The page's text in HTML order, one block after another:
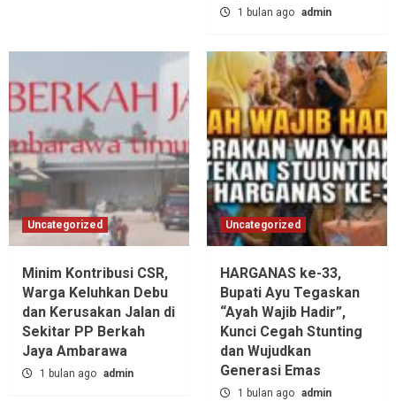
1 bulan ago admin
Uncategorized
Minim Kontribusi CSR,
Warga Keluhkan Debu
dan Kerusakan Jalan di
Sekitar PP Berkah
Jaya Ambarawa‎
1 bulan ago admin
Uncategorized
HARGANAS ke-33,
Bupati Ayu Tegaskan
“Ayah Wajib Hadir”,
Kunci Cegah Stunting
dan Wujudkan
Generasi Emas
1 bulan ago admin